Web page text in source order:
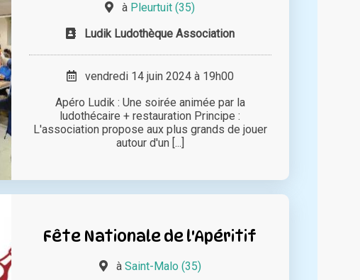
à Pleurtuit (35)
Ludik Ludothèque Association
vendredi 14 juin 2024 à 19h00
Apéro Ludik : Une soirée animée par la
ludothécaire + restauration Principe :
L'association propose aux plus grands de jouer
autour d'un [...]
Fête Nationale de l'Apéritif
à Saint-Malo (35)